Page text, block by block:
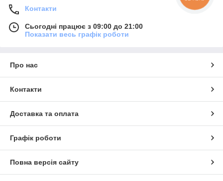
Контакти
Сьогодні працює з 09:00 до 21:00
Показати весь графік роботи
Про нас
Контакти
Доставка та оплата
Графік роботи
Повна версія сайту